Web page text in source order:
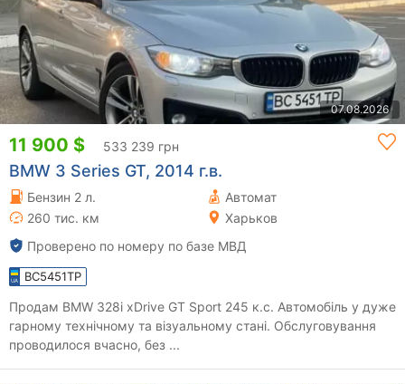
07.08.2026
11 900 $ 533 239 грн
BMW 3 Series GT, 2014 г.в.
Бензин 2 л.
Автомат
260 тис. км
Харьков
Проверено по номеру по базе МВД
BC5451TP
Продам BMW 328i xDrive GT Sport 245 к.с. Автомобіль у дуже
гарному технічному та візуальному стані. Обслуговування
проводилося вчасно, без ...